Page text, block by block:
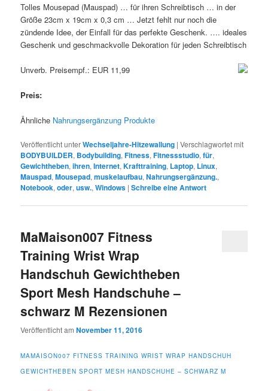
Tolles Mousepad (Mauspad) … für ihren Schreibtisch … in der
Größe 23cm x 19cm x 0,3 cm … Jetzt fehlt nur noch die
zündende Idee, der Einfall für das perfekte Geschenk. …. ideales
Geschenk und geschmackvolle Dekoration für jeden Schreibtisch
Unverb. Preisempf.: EUR 11,99
Preis:
Ähnliche Nahrungsergänzung Produkte
Veröffentlicht unterWechseljahre-Hitzewallung |Verschlagwortet mit
BODYBUILDER, Bodybuilding,Fitness,Fitnessstudio,für,
Gewichtheben,ihren,Internet,Krafttraining, Laptop, Linux,
Mauspad,Mousepad,muskelaufbau,Nahrungsergänzung.,
Notebook,oder,usw.,Windows |Schreibe eine Antwort
MaMaison007 Fitness
Training Wrist Wrap
Handschuh Gewichtheben
Sport Mesh Handschuhe –
schwarz M Rezensionen
Veröffentlicht amNovember 11, 2016
MAMAISON007 FITNESS TRAINING WRIST WRAP HANDSCHUH
GEWICHTHEBEN SPORT MESH HANDSCHUHE – SCHWARZ M